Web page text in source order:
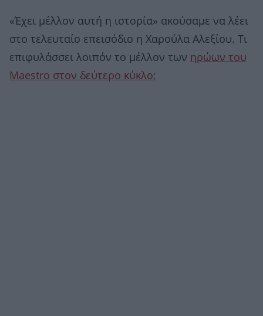
«Έχει μέλλον αυτή η ιστορία» ακούσαμε να λέει
στο τελευταίο επεισόδιο η Χαρούλα Αλεξίου. Τι
επιφυλάσσει λοιπόν το μέλλον των ηρώων του
Maestro στον δεύτερο κύκλο;